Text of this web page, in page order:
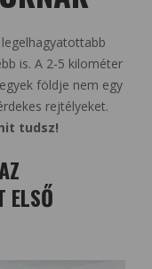
is. A 2-5 kilométer
földje nem egy
rejtélyeket.
tudsz!
ELSŐ